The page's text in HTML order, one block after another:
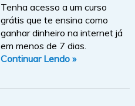
Tenha acesso a um curso
grátis que te ensina como
ganhar dinheiro na internet já
em menos de 7 dias.
Continuar Lendo »